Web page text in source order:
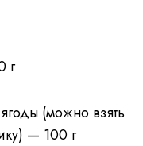
г
(можно взять
— 100 г